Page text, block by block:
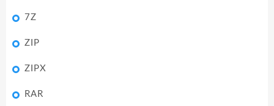
7Z
ZIP
ZIPX
RAR